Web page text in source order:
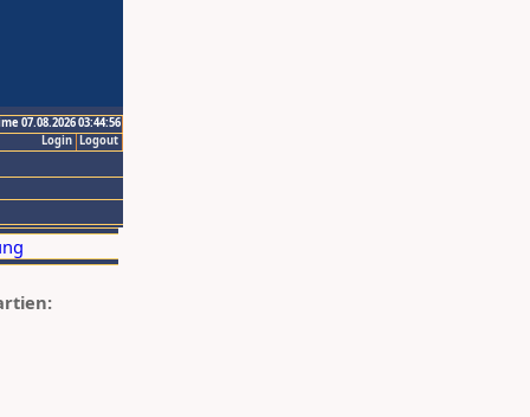
07.08.2026 03:44:56
Logout
Login